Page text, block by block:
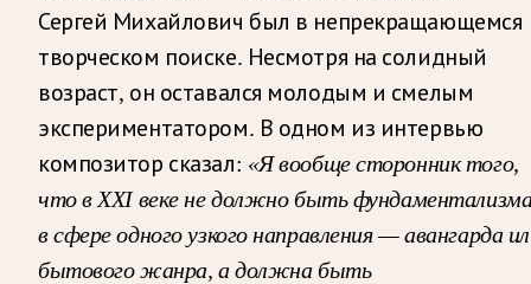
Сергей Михайлович был в непрекращающемся
творческом поиске. Несмотря на солидный
возраст, он оставался молодым и смелым
экспериментатором. В одном из интервью
композитор сказал: «Я вообще сторонник того,
что в ХХI веке не должно быть
в сфере одного узкого направления — авангарда
бытового жанра, а должна быть